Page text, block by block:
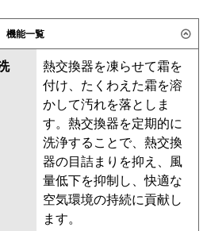
GP63RSHJ11
P63T7SHNCX PA-P63T7SHC
P63T7SHNC
SZRHU63BCV
SZRH63BCNV
SZRU63BCV
RCSA06344JXU
RCEA06341JXU
RCSA06343JXU
機能一覧
熱交換器を凍らせて霜を
付け、たくわえた霜を溶
かして汚れを落としま
す。熱交換器を定期的に
洗浄することで、熱交換
器の目詰まりを抑え、風
量低下を抑制し、快適な
空気環境の持続に貢献し
ます。